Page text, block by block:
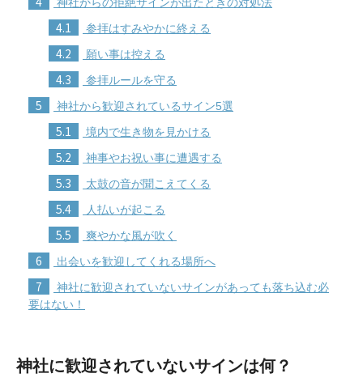
4.1 参拝はすみやかに終える
4.2 願い事は控える
4.3 参拝ルールを守る
5 神社から歓迎されているサイン5選
5.1 境内で生き物を見かける
5.2 神事やお祝い事に遭遇する
5.3 太鼓の音が聞こえてくる
5.4 人払いが起こる
5.5 爽やかな風が吹く
6 出会いを歓迎してくれる場所へ
7
神社に歓迎されていないサインがあっても落ち込む必
要はない！
神社に歓迎されていないサインは何？